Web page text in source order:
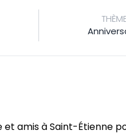
amis à Saint-Étienne